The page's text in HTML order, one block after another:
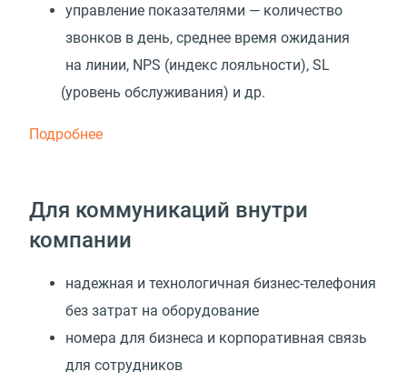
управление показателями — количество
звонков в день, среднее время ожидания
на линии, NPS (индекс лояльности), SL
(уровень обслуживания) и др.
Подробнее
Для коммуникаций внутри
компании
надежная и технологичная бизнес-телефония
без затрат на оборудование
номера для бизнеса и корпоративная связь
для сотрудников